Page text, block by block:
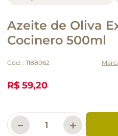
Azeite de Oliva
Cocinero 500ml
Cód: : 1188062
R$ 59,20
＋
－